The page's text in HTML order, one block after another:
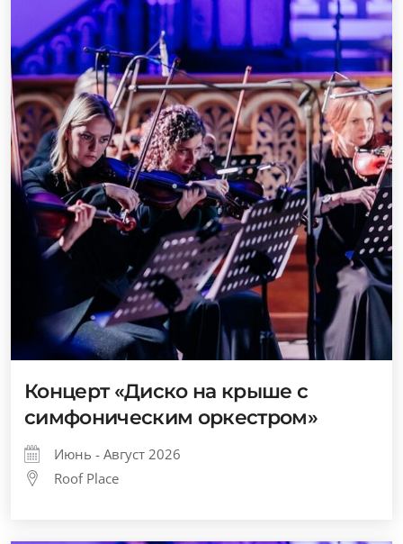
Концерт «Диско на крыше с
симфоническим оркестром»
Июнь - Август 2026
Roof Place